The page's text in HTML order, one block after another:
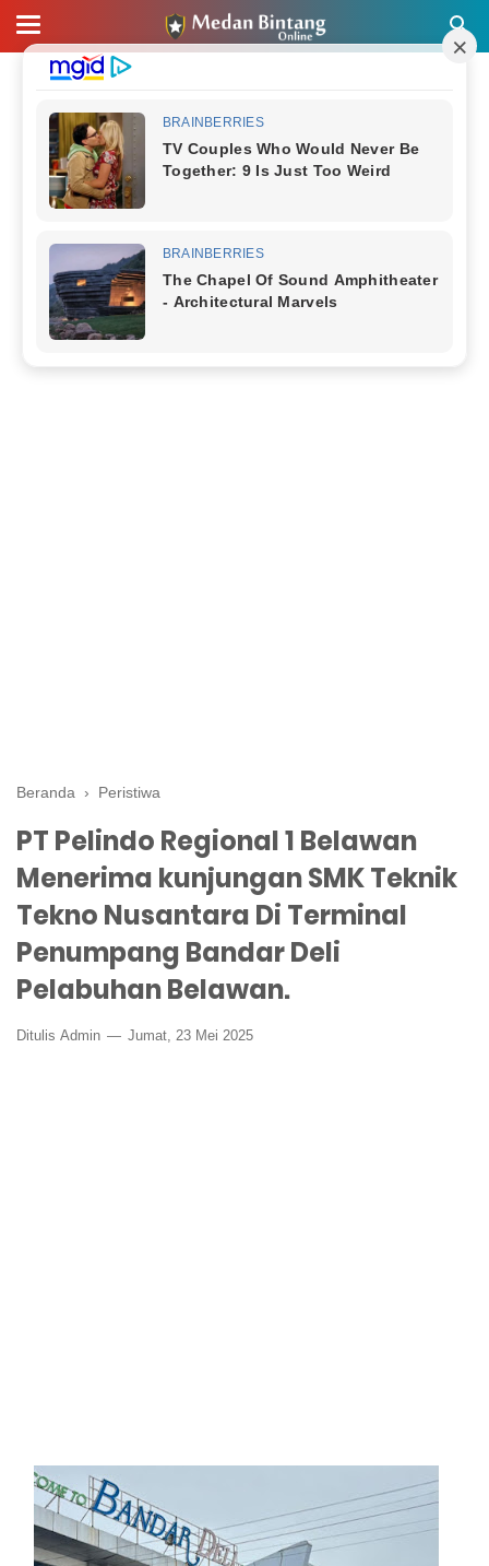
Beranda › Peristiwa
PT Pelindo Regional 1 Belawan
Menerima kunjungan SMK Teknik
Tekno Nusantara Di Terminal
Penumpang Bandar Deli
Pelabuhan Belawan.
Ditulis Admin Jumat, 23 Mei 2025